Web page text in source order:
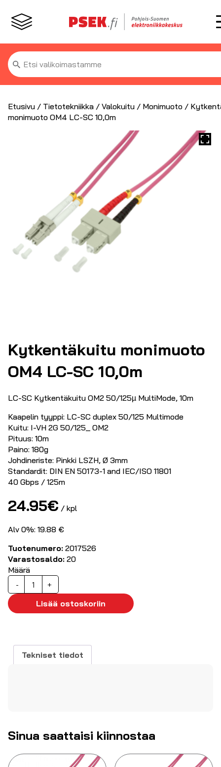
Etsi:
Etusivu / Tietotekniikka / Valokuitu / Monimuoto /
monimuoto OM4 LC-SC 10,0m
Kytkentäkuitu monimuoto
OM4 LC-SC 10,0m
LC-SC Kytkentäkuitu OM2 50/125µ MultiMode, 10m
Kaapelin tyyppi: LC-SC duplex 50/125 Multimode
Kuitu: I-VH 2G 50/125_ OM2
Pituus: 10m
Paino: 180g
Johdineriste: Pinkki LSZH, Ø 3mm
Standardit: DIN EN 50173-1 and IEC/ISO 11801
40 Gbps / 125m
24.95€ / kpl
Alv 0%: 19.88 €
Tuotenumero: 2017526
Varastosaldo: 20
Määrä
-
Kytkentäkuitu
monimuoto
OM4
LC-
määrä
+
Lisää ostoskoriin
Tekniset tiedot
Sinua saattaisi kiinnostaa